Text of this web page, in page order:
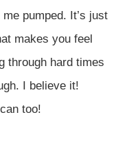
pumped. It’s just
makes you feel
through hard times
I believe it!
too!